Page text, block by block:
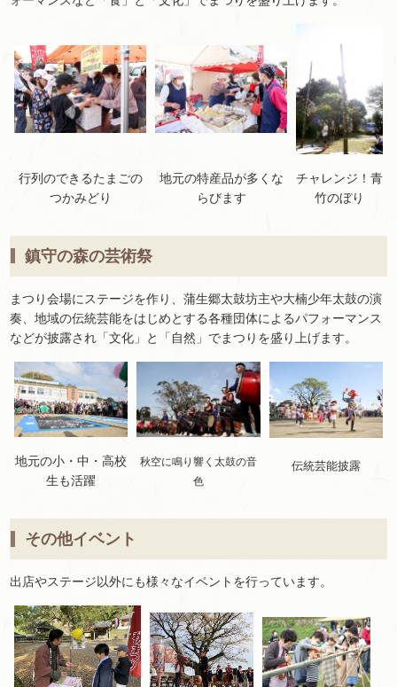
行列のできるたまごの
つかみどり
地元の特産品が多くな
らびます
チャレンジ！青
竹のぼり
鎮守の森の芸術祭
まつり会場にステージを作り、蒲生郷太鼓坊主や大楠少年太鼓の演
奏、地域の伝統芸能をはじめとする各種団体によるパフォーマンス
などが披露され「文化」と「自然」でまつりを盛り上げます。
地元の小・中・高校
生も活躍
秋空に鳴り響く太鼓の音
色
伝統芸能披露
その他イベント
出店やステージ以外にも様々なイベントを行っています。